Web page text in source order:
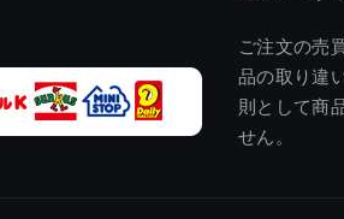
ご注文の売
品の取り違
則として商
せん。